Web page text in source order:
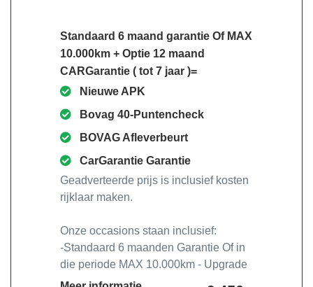
Standaard 6 maand garantie Of MAX
10.000km + Optie 12 maand
CARGarantie ( tot 7 jaar )=
Nieuwe APK
Bovag 40-Puntencheck
BOVAG Afleverbeurt
CarGarantie Garantie
Geadverteerde prijs is inclusief kosten
rijklaar maken.
Onze occasions staan inclusief:
-Standaard 6 maanden Garantie Of in
die periode MAX 10.000km - Upgrade
naar 12 maanden garantie mogelijk!